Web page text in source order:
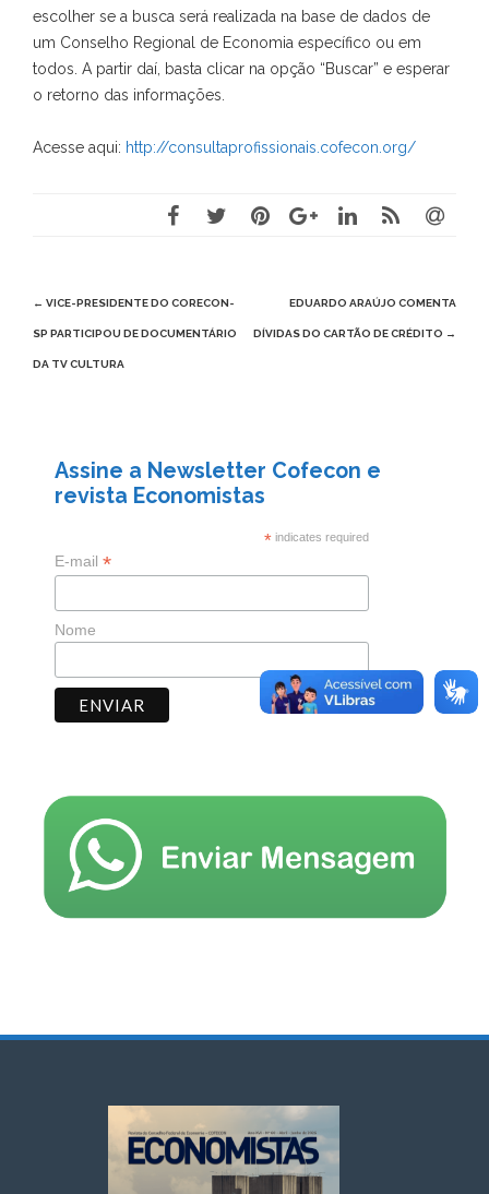
escolher se a busca será realizada na base de dados de
um Conselho Regional de Economia específico ou em
todos. A partir daí, basta clicar na opção “Buscar” e esperar
o retorno das informações.
Acesse aqui: http://consultaprofissionais.cofecon.org/
Post
navigation
← VICE-PRESIDENTE DO CORECON-
SP PARTICIPOU DE DOCUMENTÁRIO
DA TV CULTURA
EDUARDO ARAÚJO COMENTA
DÍVIDAS DO CARTÃO DE CRÉDITO →
Assine a Newsletter Cofecon e
revista Economistas
* indicates required
E-mail *
Nome